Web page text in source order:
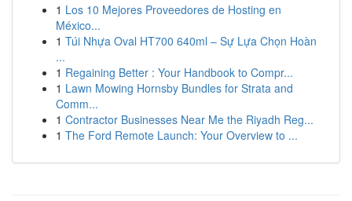
1 Los 10 Mejores Proveedores de Hosting en
México...
1 Túi Nhựa Oval HT700 640ml – Sự Lựa Chọn Hoàn
...
1 Regaining Better : Your Handbook to Compr...
1 Lawn Mowing Hornsby Bundles for Strata and
Comm...
1 Contractor Businesses Near Me the Riyadh Reg...
1 The Ford Remote Launch: Your Overview to ...